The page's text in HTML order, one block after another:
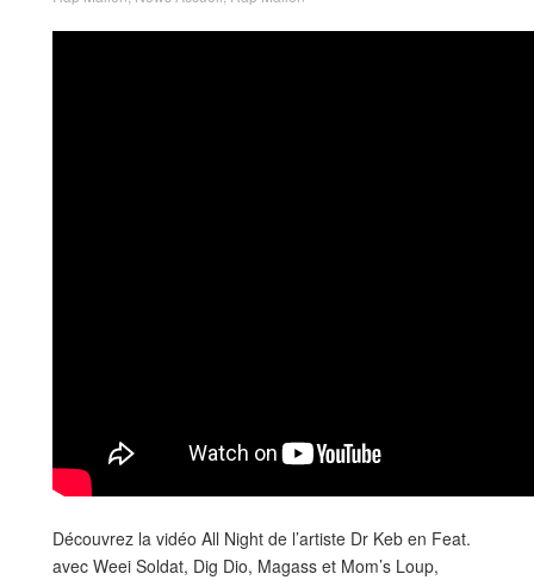
Découvrez la vidéo All Night de l’artiste Dr Keb en Feat.
avec Weei Soldat, Dig Dio, Magass et Mom’s Loup,